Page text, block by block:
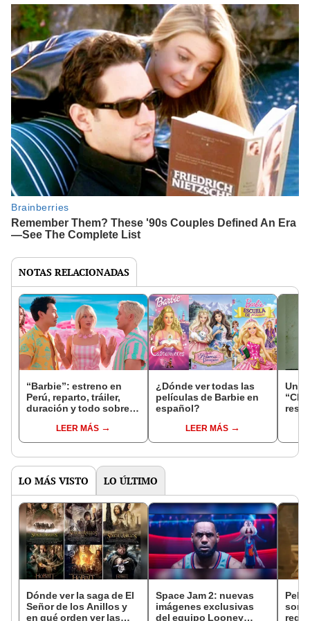
NOTAS RELACIONADAS
“Barbie”: estreno en
Perú, reparto, tráiler,
duración y todo sobre la
LEER MÁS
¿Dónde ver todas las
películas de Barbie en
español?
LEER MÁS
Una
LO MÁS VISTO LO ÚLTIMO
Dónde ver la saga de El
Señor de los Anillos y
en qué orden ver las
Space Jam 2: nuevas
imágenes exclusivas
del equipo Looney